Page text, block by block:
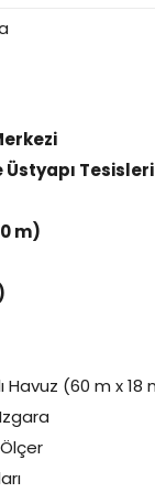
Üstyapı Tesisleri
m)
(60 m x 18